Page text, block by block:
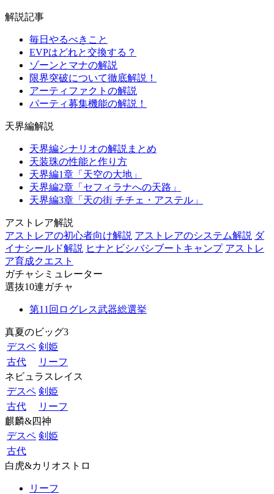
解説記事
毎日やるべきこと
EVPはどれと交換する？
ゾーンとマナの解説
限界突破について徹底解説！
アーティファクトの解説
パーティ募集機能の解説！
天界編解説
天界編シナリオの解説まとめ
天装珠の性能と作り方
天界編1章「天空の大地」
天界編2章「セフィラナへの天路」
天界編3章「天の街 チチェ・アステル」
アストレア解説
アストレアの初心者向け解説 アストレアのシステム解説 ダ
イナシールド解説 ヒナとビシバシブートキャンプ アストレ
ア育成クエスト
ガチャシミュレーター
選抜10連ガチャ
第11回ログレス武器総選挙
真夏のビッグ3
デスペ 剣姫
古代
リーフ
ネビュラスレイス
デスペ 剣姫
古代
リーフ
麒麟&四神
デスペ 剣姫
古代
白虎&カリオストロ
リーフ